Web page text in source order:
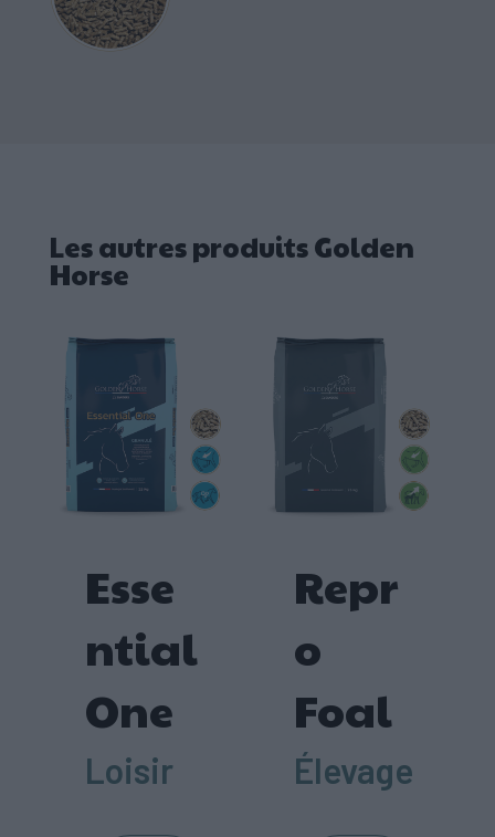
Les autres produits Golden
Horse
Esse
ntial
One
Loisir
Repr
o
Foal
Élevage